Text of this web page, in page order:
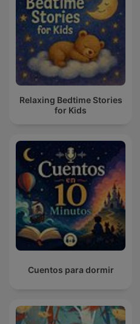
Relaxing Bedtime Stories
for Kids
Cuentos para dormir